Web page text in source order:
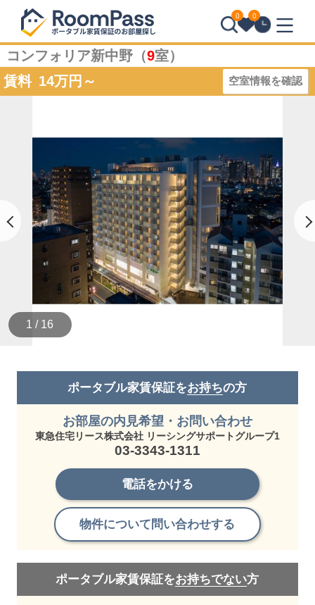
0 0
コンフォリア新中野（9室）
賃料 14万円～ 空室情報を確認
1 / 16
ポータブル家賃保証をお持ちの方
お部屋の内見希望・お問い合わせ
東急住宅リース株式会社 リーシングサポートグループ1
03-3343-1311
電話をかける
物件について問い合わせする
ポータブル家賃保証をお持ちでない方